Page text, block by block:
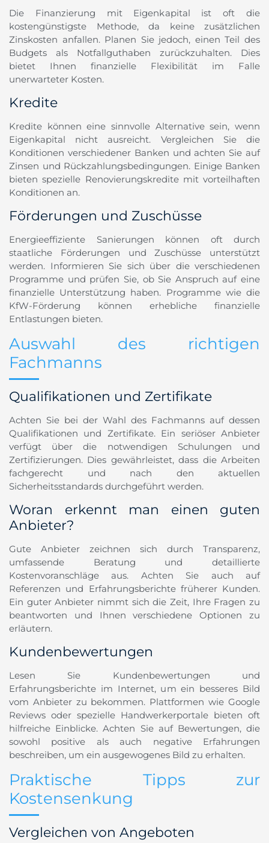
Die Finanzierung mit Eigenkapital ist oft die
kostengünstigste Methode, da keine zusätzlichen
Zinskosten anfallen. Planen Sie jedoch, einen Teil des
Budgets als Notfallguthaben zurückzuhalten. Dies
bietet Ihnen finanzielle Flexibilität im Falle
unerwarteter Kosten.
Kredite
Kredite können eine sinnvolle Alternative sein, wenn
Eigenkapital nicht ausreicht. Vergleichen Sie die
Konditionen verschiedener Banken und achten Sie auf
Zinsen und Rückzahlungsbedingungen. Einige Banken
bieten spezielle Renovierungskredite mit vorteilhaften
Konditionen an.
Förderungen und Zuschüsse
Energieeffiziente Sanierungen können oft durch
staatliche Förderungen und Zuschüsse unterstützt
werden. Informieren Sie sich über die verschiedenen
Programme und prüfen Sie, ob Sie Anspruch auf eine
finanzielle Unterstützung haben. Programme wie die
KfW-Förderung können erhebliche finanzielle
Entlastungen bieten.
Auswahl des richtigen
Fachmanns
Qualifikationen und Zertifikate
Achten Sie bei der Wahl des Fachmanns auf dessen
Qualifikationen und Zertifikate. Ein seriöser Anbieter
verfügt über die notwendigen Schulungen und
Zertifizierungen. Dies gewährleistet, dass die Arbeiten
fachgerecht und nach den aktuellen
Sicherheitsstandards durchgeführt werden.
Woran erkennt man einen guten
Anbieter?
Gute Anbieter zeichnen sich durch Transparenz,
umfassende Beratung und detaillierte
Kostenvoranschläge aus. Achten Sie auch auf
Referenzen und Erfahrungsberichte früherer Kunden.
Ein guter Anbieter nimmt sich die Zeit, Ihre Fragen zu
beantworten und Ihnen verschiedene Optionen zu
erläutern.
Kundenbewertungen
Lesen Sie Kundenbewertungen und
Erfahrungsberichte im Internet, um ein besseres Bild
vom Anbieter zu bekommen. Plattformen wie Google
Reviews oder spezielle Handwerkerportale bieten oft
hilfreiche Einblicke. Achten Sie auf Bewertungen, die
sowohl positive als auch negative Erfahrungen
beschreiben, um ein ausgewogenes Bild zu erhalten.
Praktische Tipps zur
Kostensenkung
Vergleichen von Angeboten